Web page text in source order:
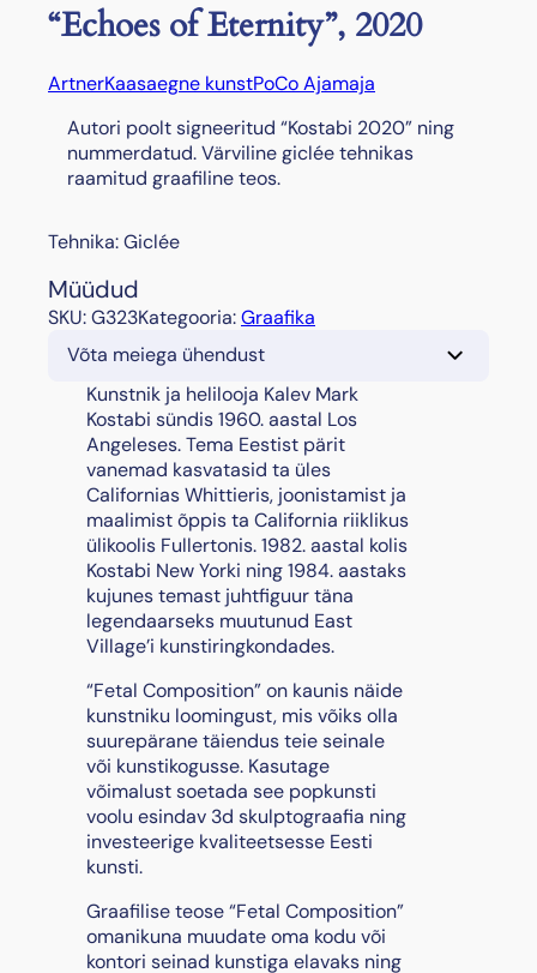
“Echoes of Eternity”, 2020
ArtnerKaasaegne kunstPoCo Ajamaja
Autori poolt signeeritud “Kostabi 2020” ning
nummerdatud. Värviline giclée tehnikas
raamitud graafiline teos.
Tehnika: Giclée
Müüdud
SKU:G323Kategooria:Graafika
Võta meiega ühendust
Kunstnik ja helilooja Kalev Mark
Kostabi sündis 1960. aastal Los
Angeleses. Tema Eestist pärit
vanemad kasvatasid ta üles
Californias Whittieris, joonistamist ja
maalimist õppis ta California riiklikus
ülikoolis Fullertonis. 1982. aastal kolis
Kostabi New Yorki ning 1984. aastaks
kujunes temast juhtfiguur täna
legendaarseks muutunud East
Village’i kunstiringkondades.
“Fetal Composition” on kaunis näide
kunstniku loomingust, mis võiks olla
suurepärane täiendus teie seinale
või kunstikogusse. Kasutage
võimalust soetada see popkunsti
voolu esindav 3d skulptograafia ning
investeerige kvaliteetsesse Eesti
kunsti.
Graafilise teose “Fetal Composition”
omanikuna muudate oma kodu või
kontori seinad kunstiga elavaks ning